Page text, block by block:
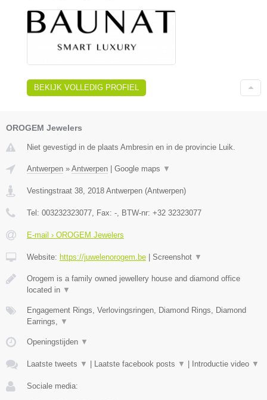
BEKIJK VOLLEDIG PROFIEL
OROGEM Jewelers
Niet gevestigd in de plaats Ambresin en in de provincie Luik.
Antwerpen » Antwerpen Google maps ▼
Vestingstraat 38, 2018 Antwerpen (Antwerpen)
Tel: 003232323077, Fax: -, BTW-nr: +32 32323077
E-mail › OROGEM Jewelers
Website: https://juwelenorogem.be Screenshot ▼
Orogem is a family owned jewellery house and diamond office
located in ▼
Engagement Rings, Verlovingsringen, Diamond Rings, Diamond
Earrings, ▼
Openingstijden ▼
Laatste tweets ▼ Laatste facebook posts ▼ Introductie video ▼
Sociale media: